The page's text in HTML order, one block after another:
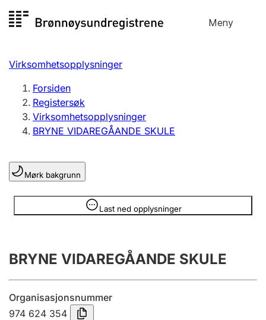
til
Meny
Registersøk
Aksjeselskap
Enkeltpersonforetak
Registrere, endre, slette
Lag og forening
Registrere, endre, slette
Innsending og forsinkelsesgebyr
Virksomhetsopplysninger
Forsiden
Registersøk
Virksomhetsopplysninger
BRYNE VIDAREGÅANDE SKULE
Mørk bakgrunn
Last ned opplysninger
Opplysninger er skjult
BRYNE VIDAREGÅANDE SKULE
Organisasjonsnummer
974 624 354